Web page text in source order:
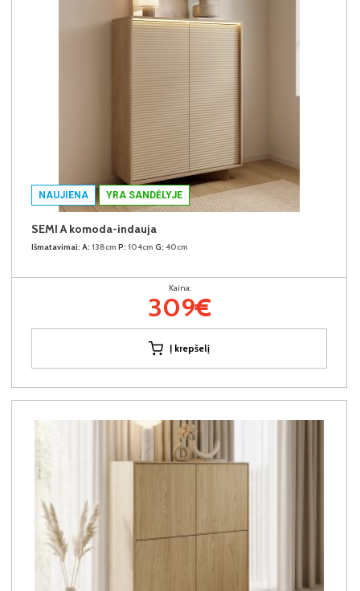
NAUJIENA YRA SANDĖLYJE
SEMI A komoda-indauja
Išmatavimai: A: 138cm P: 104cm G: 40cm
Kaina:
309€
Į krepšelį